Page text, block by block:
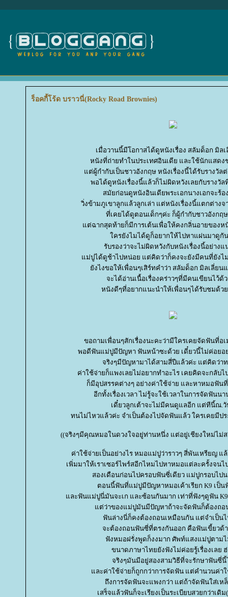
ร็อคกี้โร้ด บราวนี่(Rocky Road Brownies)
เมื่อวานนี้มีโอกาสได้ดูหนังเรื่อง สลัมด็อก มิล
หนังที่ถ่ายทำในประเทศอินเดีย และใช้นักแสด
ต่ผู้กำกับเป็นชาวอังกฤษ หนังเรื่องนี้ได้รับรางวัล
พอได้ดูหนังเรื่องนี้แล้วก็ไม่ผิดหวังเลยกับรางวัล
สมัยก่อนดูหนังอินเดียพระเอกนางเอกจะร้อ
วิ่งข้ามภูเขาลูกแล้วลูกเล่า แต่หนังเรื่องนี้แตกต่าง
ที่เคยได้ดูตอนเด็กๆค่ะ ก็ผู้กำกับชาวอังกฤ
ต่ฉากสุดท้ายก็มีการเต้นเพื่อให้คงกลิ่นอายของห
ครยังไมได้ดูก็อยากให้ไปหาแผ่นมาดูกั
รับรองว่าจะไม่ผิดหวังกับหนังเรื่องนี้อย่าง
ม่ปูได้ดูช้าไปหน่อย แต่คิดว่าก็คงจะยังมีคนที่ยัง
งไงขอให้เพื่อนๆเสิร์ทคำว่า สลัมด็อก มิลเลี่ยน
จะได้อ่านเนื้อเรื่องคร่าวๆที่มีคนเขียนไว้ด้
หนังดีๆที่อยากแนะนำให้เพื่อนๆได้รับชมด้ว
ขอถามเพื่อนๆสักเรื่องนะคะว่ามีใครเคยจัดฟันที่อ
พอดีฟันแม่ปูมีปัญหา ฟันหน้าซะด้วย เดี๋ยวนี้ไม่ค่อยอ
จริงๆมีปัญหามาได้สามสี่ปีแล้วค่ะ แต่คิดว่า
ค่าใช้จ่ายก็แพงเลยไม่อยากทำอะไร เคยคิดจะกลับ
ก็มีอุปสรรคต่างๆ อย่างค่าใช้จ่าย และหาหมอฟัน
อีกทั้งเรื่องเวลา ไม่รู้จะใช้เวลาในการจัดฟันนา
เดี๋ยวลูกเต้าจะไม่มีคนดูแลอีก แต่ทีนี้ณ.
ทนไม่ไหวแล้วค่ะ จำเป็นต้องไปจัดฟันแล้ว ใครเคยมีป
((จริงๆมีคุณหมอในดวงใจอยู่ท่านหนึ่ง แต่อยู่เชียงใหม่ไม่ส
ค่าใช้จ่ายเป็นอย่างไร หมอแม่ปูว่าราวๆ สี่พันเหรียญ แ
เพิ่มมาให้เราเซอร์ไพร์สอีกไหมไปหาหมอแต่ละครั้งจนไ
สองเดือนก่อนไปครอบฟันซี่เดียว แม่ปูกรอบไปน
ตอนนี้ฟันที่แม่ปูมีปัญหาหมอเค้าเรียก K9 เป็น
ละฟันแม่ปูนี่มันจะเก และซ้อนกันมาก เท่าที่ฟังๆดูฟัน
ต่ว่าของแม่ปูมันมีปัญหาถ้าจะจัดฟันก็ต้องถอ
ฟันล่างนี่ก็คงต้องถอนเหมือนกัน แต่จำเป็น
จะต้องถอนฟันซี่ที่ตรงกันออก คือฟันเขี้ยวด้
ฟังหมอฝรั่งพูดก็งงมาก ศัพท์แสงแม่ปูตาม
ขนาดภาษาไทยยังฟังไม่ค่อยรู้เรื่องเลย
จริงๆมันมีอยู่สองสามวิธีที่จะรักษาฟันซี่นี้
ละค่าใช้จ่ายก็ถูกกว่าการจัดฟัน แต่คำนวนค่าใ
ถึงการจัดฟันจะแพงกว่า แต่ถ้าจัดฟันใส่เห
เสร็จแล้วฟันก็จะเรียงเป็นระเบียบสวยกว่าเดิม